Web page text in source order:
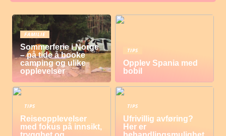
FAMILIE
Sommerferie i Norge
– på tide å booke
camping og ulike
opplevelser
TIPS
Opplev Spania med
bobil
TIPS
Reiseopplevelser
med fokus på innsikt,
TIPS
Ufrivillig avføring?
Her er